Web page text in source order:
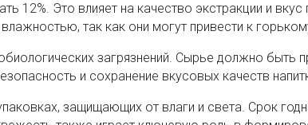
12%. Это влияет на качество экстракции и вкус
так как они могут привести к
загрязнений. Сырье должно быть
и сохранение вкусовых качеств
защищающих от влаги и света. Срок